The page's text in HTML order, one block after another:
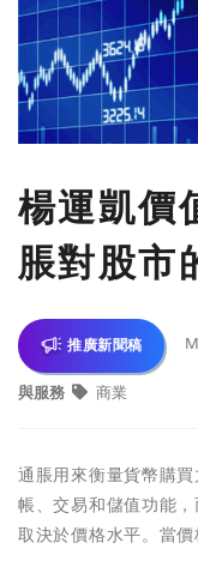
楊運凱價
脹對股市
推廣新聞稿
與服務 商業
通脹用來衡量貨幣購
帳、交易和儲值功能
取決於價格水平。當